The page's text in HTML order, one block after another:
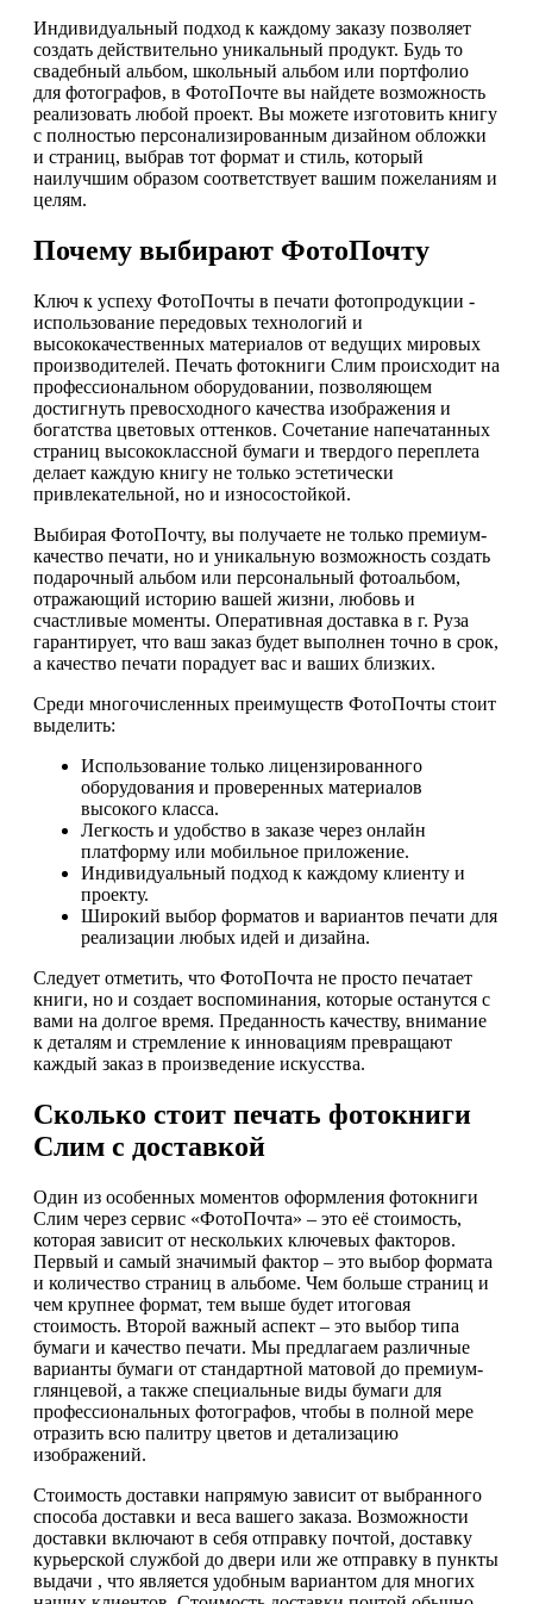
Индивидуальный подход к каждому заказу позволяет
создать действительно уникальный продукт. Будь то
свадебный альбом, школьный альбом или портфолио
для фотографов, в ФотоПочте вы найдете возможность
реализовать любой проект. Вы можете изготовить книгу
с полностью персонализированным дизайном обложки
и страниц, выбрав тот формат и стиль, который
наилучшим образом соответствует вашим пожеланиям и
целям.
Почему выбирают ФотоПочту
Ключ к успеху ФотоПочты в печати фотопродукции -
использование передовых технологий и
высококачественных материалов от ведущих мировых
производителей. Печать фотокниги Слим происходит на
профессиональном оборудовании, позволяющем
достигнуть превосходного качества изображения и
богатства цветовых оттенков. Сочетание напечатанных
страниц высококлассной бумаги и твердого переплета
делает каждую книгу не только эстетически
привлекательной, но и износостойкой.
Выбирая ФотоПочту, вы получаете не только премиум-
качество печати, но и уникальную возможность создать
подарочный альбом или персональный фотоальбом,
отражающий историю вашей жизни, любовь и
счастливые моменты. Оперативная доставка в г. Руза
гарантирует, что ваш заказ будет выполнен точно в срок,
а качество печати порадует вас и ваших близких.
Среди многочисленных преимуществ ФотоПочты стоит
выделить:
Использование только лицензированного
оборудования и проверенных материалов
высокого класса.
Легкость и удобство в заказе через онлайн
платформу или мобильное приложение.
Индивидуальный подход к каждому клиенту и
проекту.
Широкий выбор форматов и вариантов печати для
реализации любых идей и дизайна.
Следует отметить, что ФотоПочта не просто печатает
книги, но и создает воспоминания, которые останутся с
вами на долгое время. Преданность качеству, внимание
к деталям и стремление к инновациям превращают
каждый заказ в произведение искусства.
Сколько стоит печать фотокниги
Слим с доставкой
Один из особенных моментов оформления фотокниги
Слим через сервис «ФотоПочта» – это её стоимость,
которая зависит от нескольких ключевых факторов.
Первый и самый значимый фактор – это выбор формата
и количество страниц в альбоме. Чем больше страниц и
чем крупнее формат, тем выше будет итоговая
стоимость. Второй важный аспект – это выбор типа
бумаги и качество печати. Мы предлагаем различные
варианты бумаги от стандартной матовой до премиум-
глянцевой, а также специальные виды бумаги для
профессиональных фотографов, чтобы в полной мере
отразить всю палитру цветов и детализацию
изображений.
Стоимость доставки напрямую зависит от выбранного
способа доставки и веса вашего заказа. Возможности
доставки включают в себя отправку почтой, доставку
курьерской службой до двери или же отправку в пункты
выдачи , что является удобным вариантом для многих